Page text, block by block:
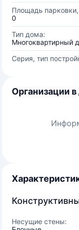
Площадь
0
Тип дома:
Многоквартирный
Серия, тип
Организации
Несущие стены: